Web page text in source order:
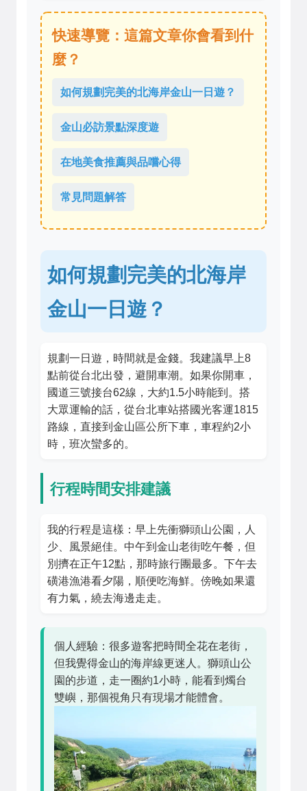
快速導覽：這篇文章你會看到什
麼？
如何規劃完美的北海岸金山一日遊？
金山必訪景點深度遊
在地美食推薦與品嚐心得
常見問題解答
如何規劃完美的北海岸
金山一日遊？
規劃一日遊，時間就是金錢。我建議早上8
點前從台北出發，避開車潮。如果你開車，
國道三號接台62線，大約1.5小時能到。搭
大眾運輸的話，從台北車站搭國光客運1815
路線，直接到金山區公所下車，車程約2小
時，班次蠻多的。
行程時間安排建議
我的行程是這樣：早上先衝獅頭山公園，人
少、風景絕佳。中午到金山老街吃午餐，但
別擠在正午12點，那時旅行團最多。下午去
磺港漁港看夕陽，順便吃海鮮。傍晚如果還
有力氣，繞去海邊走走。
個人經驗：很多遊客把時間全花在老街，
但我覺得金山的海岸線更迷人。獅頭山公
園的步道，走一圈約1小時，能看到燭台
雙嶼，那個視角只有現場才能體會。